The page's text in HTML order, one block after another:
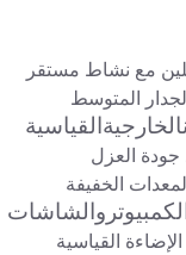
المتوسط
الخارجية
العزل
الخفيفة
القياسية